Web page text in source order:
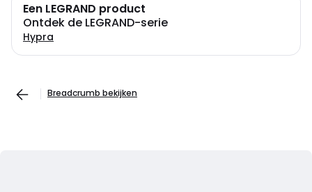
Een LEGRAND product
Ontdek de LEGRAND-serie
Hypra
Breadcrumb bekijken